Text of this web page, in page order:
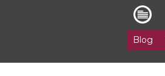
Blog